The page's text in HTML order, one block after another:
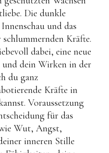
meine Innere Arbeit
Feedback von
Presse
Temple
Tele Meditationen
Rauhnacht
Sternenstaub
Regeneration
Die dunkle
und das
Kräfte.
dabei, eine neue
und dein Wirken in der
du ganz
Kräfte in
Voraussetzung
für das
Wut, Angst,
inneren Stille